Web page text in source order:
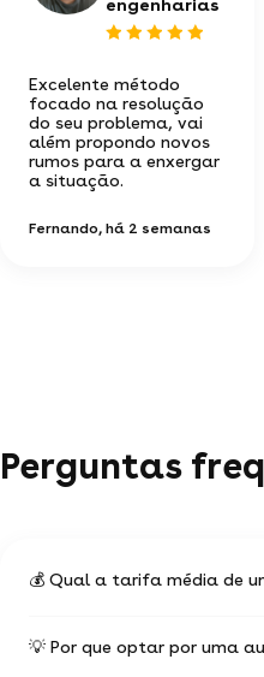
engenharias
Excelente método
focado na resolução
do seu problema, vai
além propondo novos
rumos para a enxergar
a situação.
Fernando, há 2 semanas
Perguntas
💰 Qual a tarifa média de
O preço em média de
💡 Por que optar por uma